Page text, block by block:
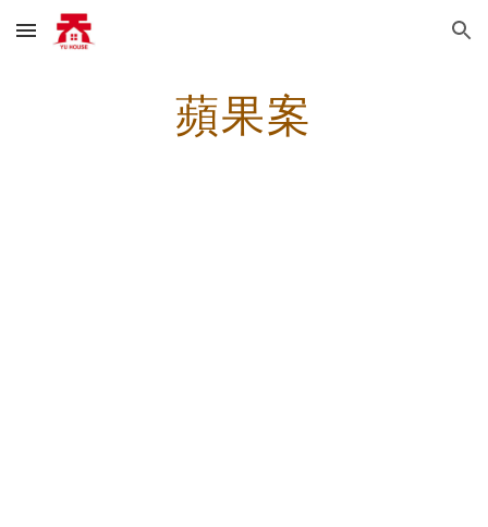
Skip to main content Skip to navigation
蘋果案